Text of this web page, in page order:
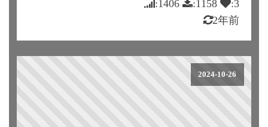
:1406 :1158
:3
2年前
2024-10-26